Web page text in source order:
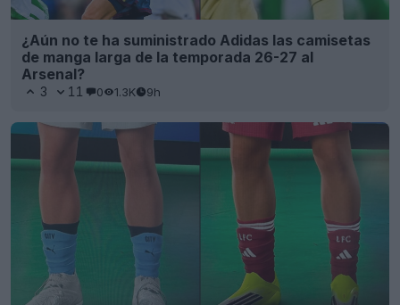
¿Aún no te ha suministrado Adidas las camisetas
de manga larga de la temporada 26-27 al
Arsenal?
3 11 0 1.3K 9h